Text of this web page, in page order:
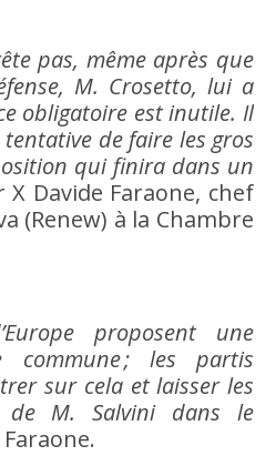
pas, même après que
M. Crosetto, lui a
obligatoire est inutile. Il
tentative de faire les gros
qui finira dans un
Davide Faraone, chef
(Renew) à la Chambre
proposent une
commune ; les partis
sur cela et laisser les
de M. Salvini dans le